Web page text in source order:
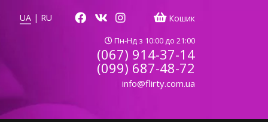
UA | RU Кошик
Пн-Нд з 10:00 до 21:00
(067) 914-37-14
(099) 687-48-72
info@flirty.com.ua